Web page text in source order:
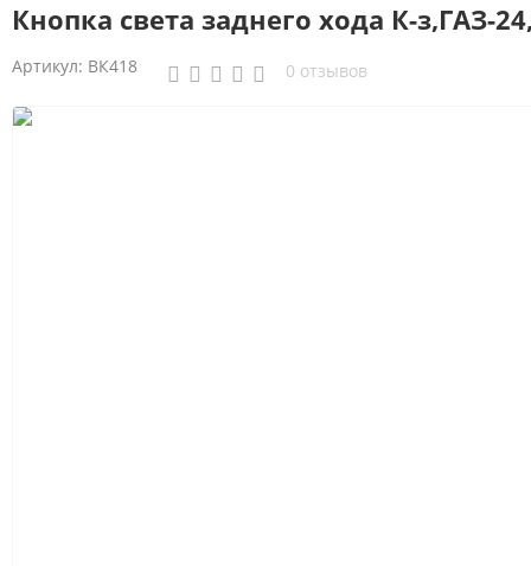
Кнопка света заднего хода К-з,ГАЗ-
Артикул: ВК418 0 отзывов